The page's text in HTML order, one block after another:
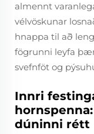
almennt
vélvöskunar
hnappa til að
fögrunni leyfa
svefnföt og
Innri
dúninni rétt